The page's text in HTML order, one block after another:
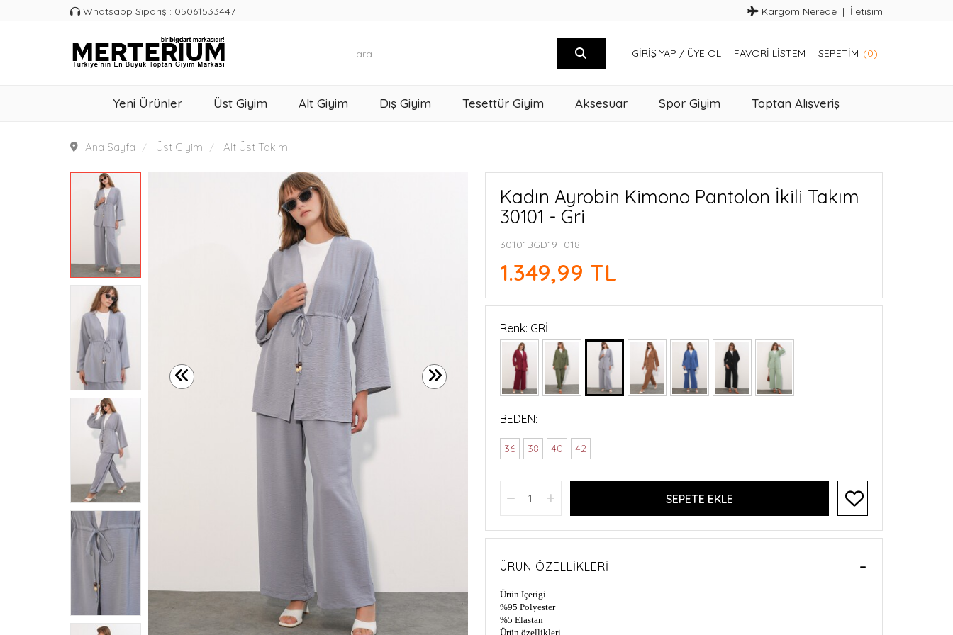
Whatsapp Sipariş : 05061533447 Kargom Nerede İletişim
GIRIŞ YAP / ÜYE OL FAVORI LISTEM SEPETIM (0)
Yeni Ürünler Üst Giyim Alt Giyim Dış Giyim Tesettür Giyim Aksesuar Spor Giyim Toptan Alışveriş
Ana Sayfa Üst Giyim Alt Üst Takım
Kadın Ayrobin Kimono Pantolon İkili Takım
30101 - Gri
30101BGD19_018
1.349,99 TL
Renk: GRİ
BEDEN:
36 38 40 42
SEPETE EKLE
ÜRÜN ÖZELLIKLERI
Ürün Içerigi
%95 Polyester
%5 Elastan
Ürün özellikleri